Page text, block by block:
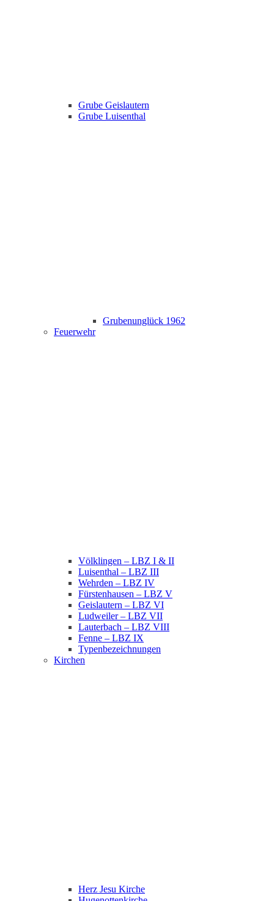
Grube Geislautern
Grube Luisenthal
Grubenunglück 1962
Feuerwehr
Völklingen – LBZ I & II
Luisenthal – LBZ III
Wehrden – LBZ IV
Fürstenhausen – LBZ V
Geislautern – LBZ VI
Ludweiler – LBZ VII
Lauterbach – LBZ VIII
Fenne – LBZ IX
Typenbezeichnungen
Kirchen
Herz Jesu Kirche